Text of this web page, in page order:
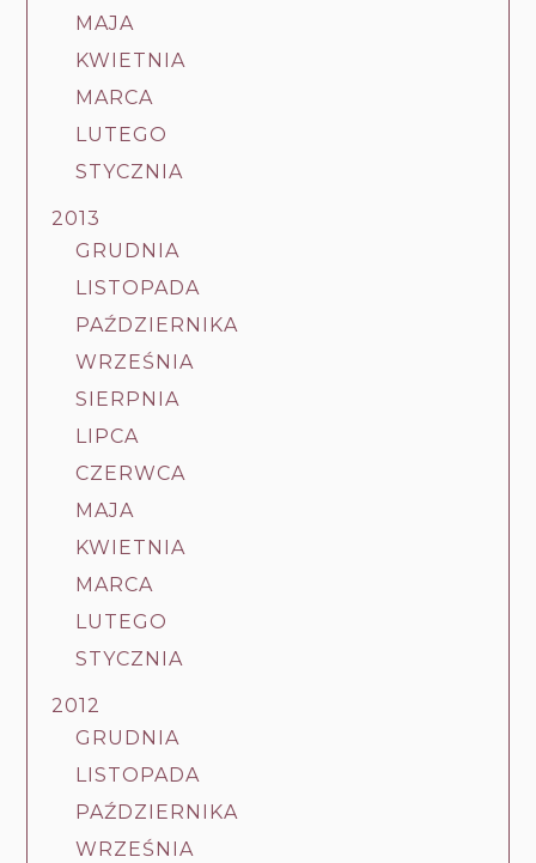
MAJA
KWIETNIA
MARCA
LUTEGO
STYCZNIA
2013
GRUDNIA
LISTOPADA
PAŹDZIERNIKA
WRZEŚNIA
SIERPNIA
LIPCA
CZERWCA
MAJA
KWIETNIA
MARCA
LUTEGO
STYCZNIA
2012
GRUDNIA
LISTOPADA
PAŹDZIERNIKA
WRZEŚNIA